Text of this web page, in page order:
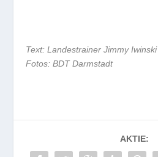
Text: Landestrainer Jimmy Iwinski
Fotos: BDT Darmstadt
AKTIE: